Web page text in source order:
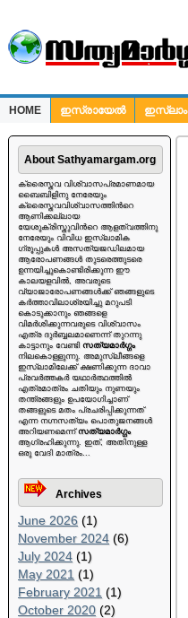
HOME ഇസ്രായേല്‍ ഇസ്ലാം
ചോദ്യങ്ങള്‍
About Sathyamargam.org
ക്രൈസ്തവ വിശ്വാസപ്രമാണമായ
ബൈബിളിനു നേരേയും
ക്രൈസ്തവവിശ്വാസത്തിന്‍റെ
ആണിക്കല്ലായ
യേശുക്രിസ്തുവിന്‍റെ ആളത്വത്തിനു
നേരേയും വിവിധ ഇസ്ലാമിക
ഗ്രൂപ്പുകള്‍ അസത്യജഡിലമായ
ആരോപണങ്ങള്‍ തുടരെത്തുടരെ
ഉന്നയിച്ചുകൊണ്ടിരിക്കുന്ന ഈ
കാലയളവില്‍, അവരുടെ
വ്യാജാരോപണങ്ങള്‍ക്ക് ഞങ്ങളുടെ
കര്‍ത്താവിലാശ്രയിച്ചു മറുപടി
കൊടുക്കാനും ഞങ്ങളെ
വിമര്‍ശിക്കുന്നവരുടെ വിശ്വാസം
എത്ര ദുര്‍ബ്ബലമാണെന്ന് തുറന്നു
കാട്ടാനും വേണ്ടി സത്യമാര്‍ഗ്ഗം
നിലകൊള്ളുന്നു. അമുസ്ലീങ്ങളെ
ഇസ്ലാമിലേക്ക് ക്ഷണിക്കുന്ന ദാവാ
പ്രവര്‍ത്തകര്‍ യഥാര്‍ത്ഥത്തില്‍
എത്രമാത്രം ചതിയും നുണയും
തന്ത്രങ്ങളും ഉപയോഗിച്ചാണ്
തങ്ങളുടെ മതം പ്രചരിപ്പിക്കുന്നത്
എന്ന നഗ്നസത്യം പൊതുജനങ്ങള്‍
അറിയണമെന്ന്സത്യമാര്‍ഗ്ഗം
ആഗ്രഹിക്കുന്നു. ഇത്, അതിനുള്ള
ഒരു വേദി മാത്രം...
Archives
June 2026 (1)
November 2024 (6)
July 2024 (1)
May 2021 (1)
February 2021 (1)
October 2020 (2)